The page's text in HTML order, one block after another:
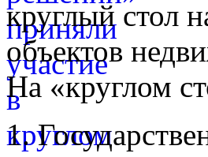
круглый стол
объектов
На «круглом